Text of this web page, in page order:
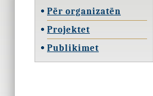
Për organizatën
Projektet
Publikimet